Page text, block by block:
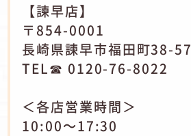
【諫早店】
〒854-0001
長崎県諫早市福田町38-57
TEL☎ 0120-76-8022
＜各店営業時間＞
10:00～17:30